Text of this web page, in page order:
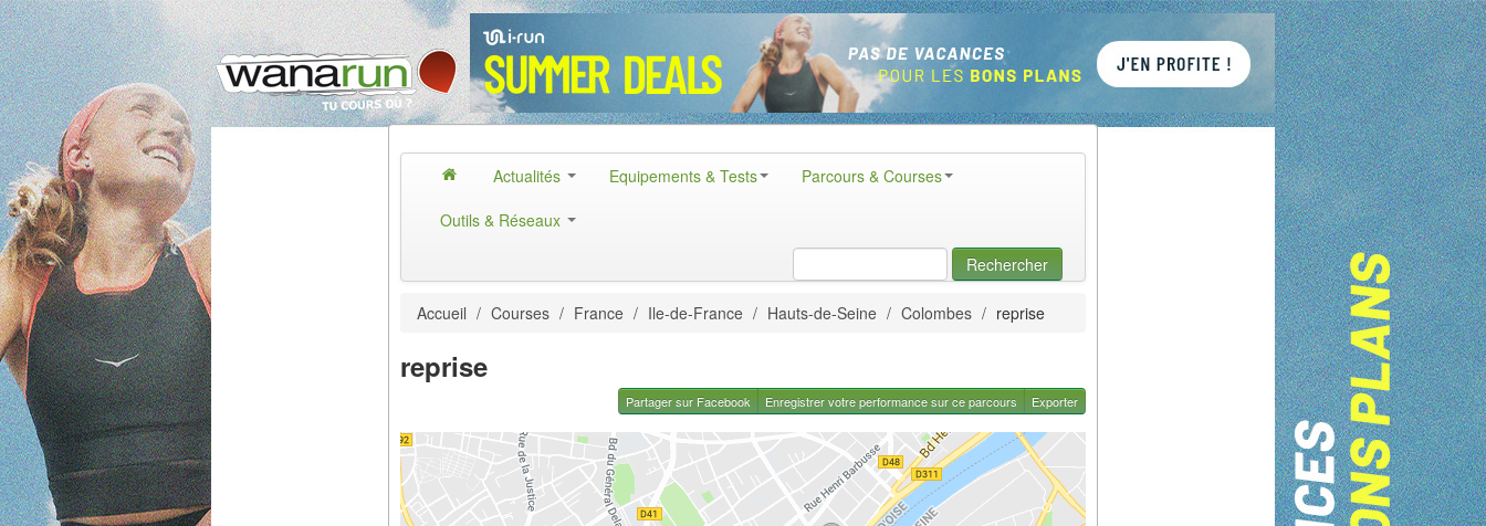
Actualités Equipements & Tests
Parcours & Courses
Outils & Réseaux
Rechercher
Accueil / Courses / France / Ile-de-France / Hauts-de-Seine / Colombes / reprise
reprise
Partager sur Facebook Enregistrer votre performance sur ce parcours Exporter